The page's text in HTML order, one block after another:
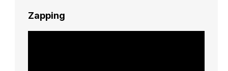
Zapping